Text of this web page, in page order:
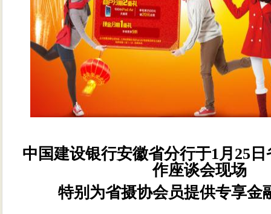
中国建设银行安徽省分行于1月25
作座谈会现场
特别为省摄协会员提供专享金